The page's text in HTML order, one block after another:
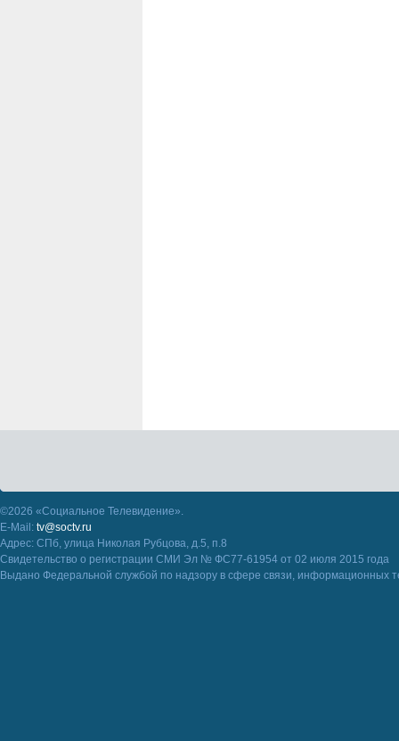
©2026 «Социальное Телевидение».
E-Mail: tv@soctv.ru
Адрес: СПб, улица Николая Рубцова, д.5, п.8
Свидетельство о регистрации СМИ Эл № ФС77-61954 от 02 июля 2015 года
Выдано Федеральной службой по надзору в сфере связи, информационных